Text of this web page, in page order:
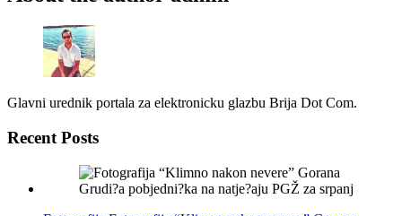
Glavni urednik portala za elektronicku glazbu Brija Dot Com.
Recent Posts